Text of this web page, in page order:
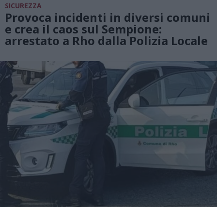
SICUREZZA
Provoca incidenti in diversi comuni
e crea il caos sul Sempione:
arrestato a Rho dalla Polizia Locale